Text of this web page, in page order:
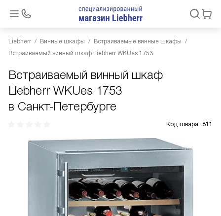
Liebherr Винные шкафы
Встраиваемые винные шкафы
Встраиваемый винный шкаф Liebherr WKUes 1753
Встраиваемый винный шкаф
Liebherr WKUes 1753
в Санкт-Петербурге
Код товара: 811